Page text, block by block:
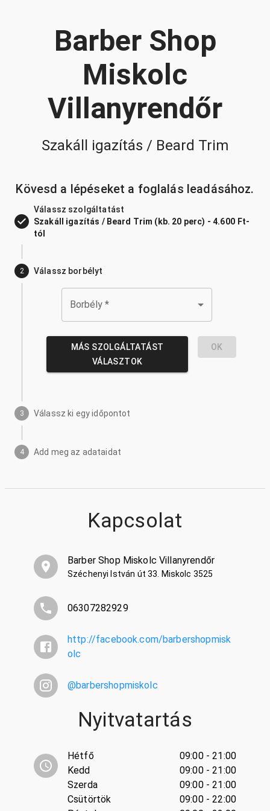
Barber Shop
Miskolc
Villanyrendőr
Szakáll igazítás / Beard Trim
Kövesd a lépéseket a foglalás leadásához.
Válassz szolgáltatást
Szakáll igazítás / Beard Trim (kb. 20 perc) - 4.600 Ft-
tól
2 Válassz borbélyt
Borbély *
MÁS SZOLGÁLTATÁST
VÁLASZTOK
OK
3 Válassz ki egy időpontot
4 Add meg az adataidat
Kapcsolat
Barber Shop Miskolc Villanyrendőr
Széchenyi István út 33. Miskolc 3525
06307282929
http://facebook.com/barbershopmisk
olc
@barbershopmiskolc
Nyitvatartás
Hétfő
Kedd
Szerda
Csütörtök
09:00 - 21:00
09:00 - 21:00
09:00 - 21:00
09:00 - 22:00